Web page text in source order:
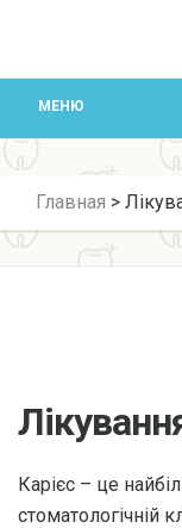
МЕНЮ
Главная >
Карієс – це
стоматологічній